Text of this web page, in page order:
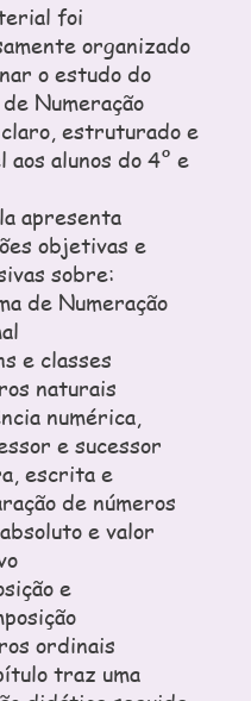
foi
organizado
o estudo do
Numeração
estruturado e
aos alunos do 4º e
apresenta
objetivas e
sobre:
de Numeração
e classes
naturais
numérica,
e sucessor
escrita e
de números
e valor
e
ordinais
traz uma